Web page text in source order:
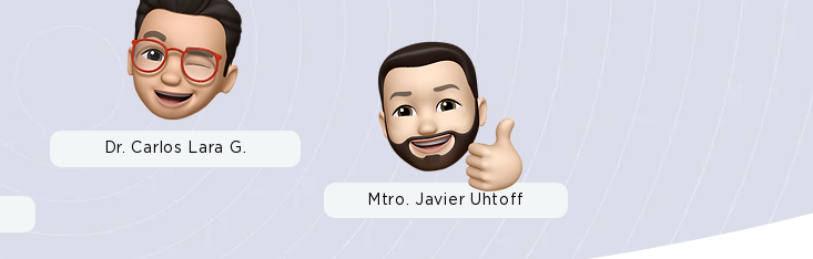
Dr. Carlos Lara G.
Mtro. Javier Uhtoff